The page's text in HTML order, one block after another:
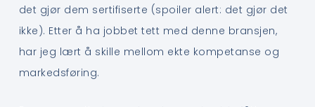
det gjør dem sertifiserte (spoiler alert: det gjør det
ikke). Etter å ha jobbet tett med denne bransjen,
har jeg lært å skille mellom ekte kompetanse og
markedsføring.